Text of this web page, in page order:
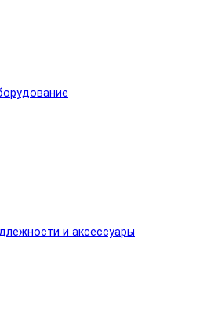
и аксессуары